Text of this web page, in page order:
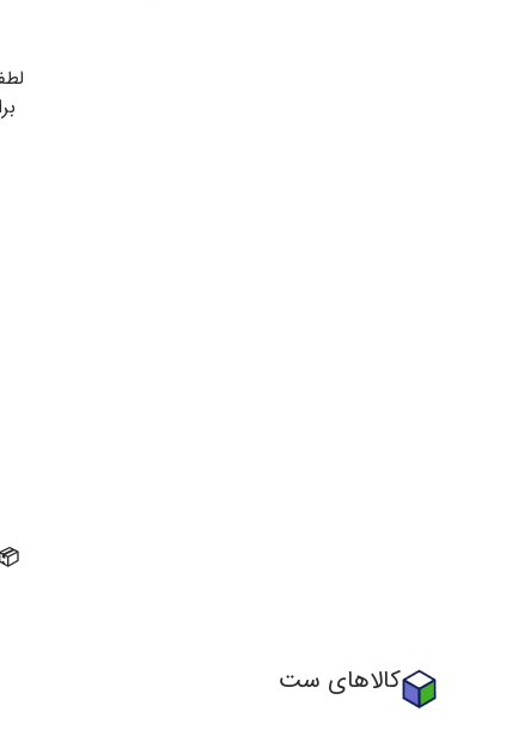
کالاهای ست